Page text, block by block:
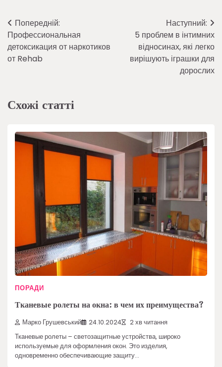
Навігація
записів
Попередній:
Профессиональная
детоксикация от наркотиков
от Rehab
Наступний:
5 проблем в інтимних
відносинах, які легко
вирішують іграшки для
дорослих
Схожі статті
ПОРАДИ
Тканевые ролеты на окна: в чем их преимущества?
Марко Грушевський 24.10.2024 2 хв читання
Тканевые ролеты – светозащитные устройства, широко
используемые для оформления окон. Это изделия,
одновременно обеспечивающие защиту…